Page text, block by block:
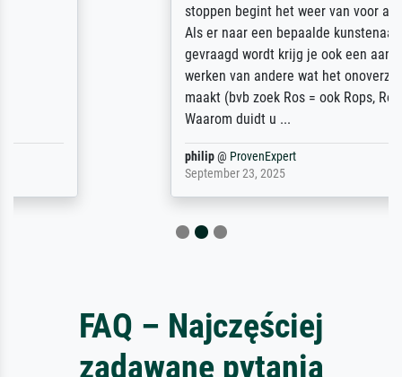
stoppen begint het weer van voor af aan).
Als er naar een bepaalde kunstenaar
gevraagd wordt krijg je ook een aantal
werken van andere wat het onoverzichtelijk
maakt (bvb zoek Ros = ook Rops, Rose etc).
ProvenExpert
FAQ – Najczęściej
zadawane pytania